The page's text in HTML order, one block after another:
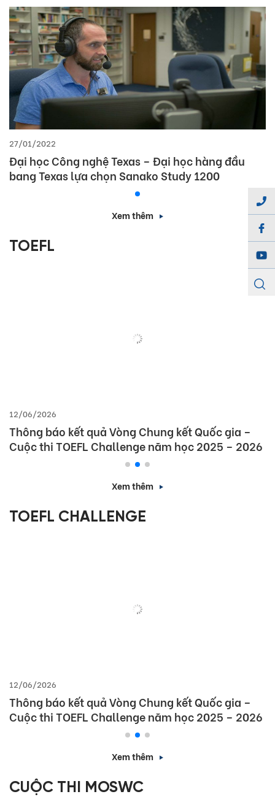
27/01/2022
Đại học Công nghệ Texas – Đại học hàng đầu
bang Texas lựa chọn Sanako Study 1200
Xem thêm
TOEFL
12/06/2026
Thông báo kết quả Vòng Chung kết Quốc gia –
Cuộc thi TOEFL Challenge năm học 2025 – 2026
Xem thêm
TOEFL CHALLENGE
12/06/2026
Thông báo kết quả Vòng Chung kết Quốc gia –
Cuộc thi TOEFL Challenge năm học 2025 – 2026
Xem thêm
CUỘC THI MOSWC